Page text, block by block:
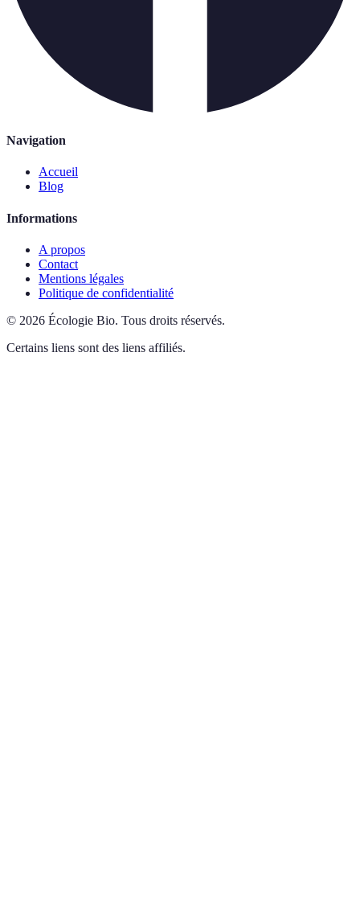
Navigation
Accueil
Blog
Informations
A propos
Contact
Mentions légales
Politique de confidentialité
© 2026 Écologie Bio. Tous droits réservés.
Certains liens sont des liens affiliés.